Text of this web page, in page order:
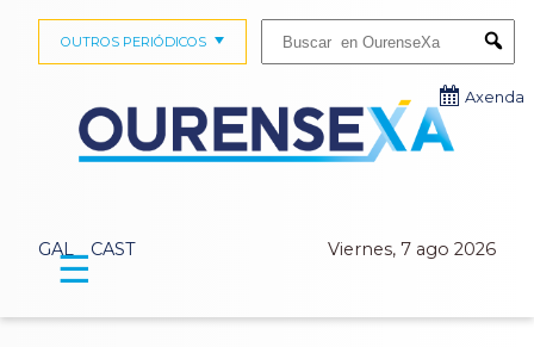
GAL CAST Viernes, 7 ago 2026
OUTROS PERIÓDICOS
Axenda
☰